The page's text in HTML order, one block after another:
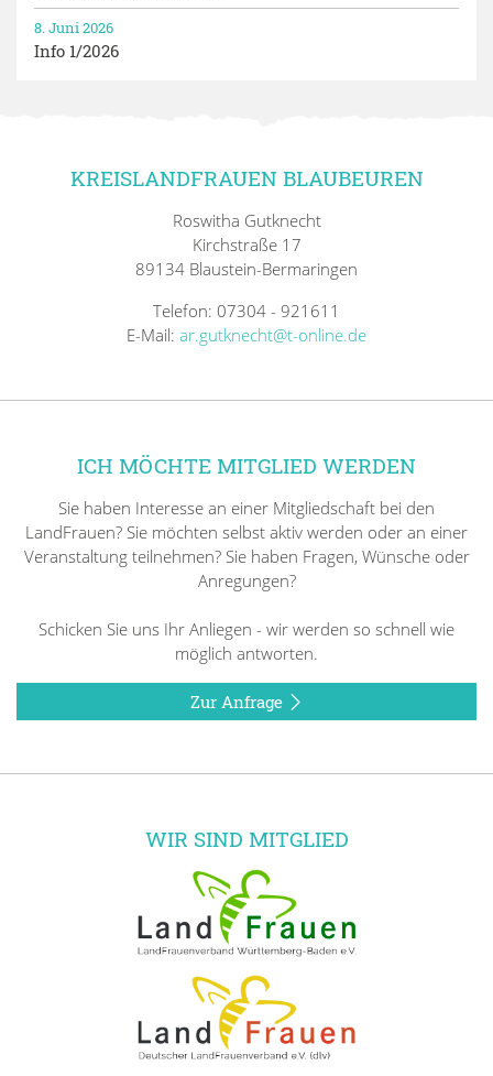
Info 1/2026
8. Juni 2026
KREISLANDFRAUEN BLAUBEUREN
Roswitha Gutknecht
Kirchstraße 17
89134 Blaustein-Bermaringen
Telefon: 07304 - 921611
E-Mail: ar.gutknecht@t-online.de
ICH MÖCHTE MITGLIED WERDEN
Sie haben Interesse an einer Mitgliedschaft bei den
LandFrauen? Sie möchten selbst aktiv werden oder an einer
Veranstaltung teilnehmen? Sie haben Fragen, Wünsche oder
Anregungen?
Schicken Sie uns Ihr Anliegen - wir werden so schnell wie
möglich antworten.
Zur Anfrage
WIR SIND MITGLIED